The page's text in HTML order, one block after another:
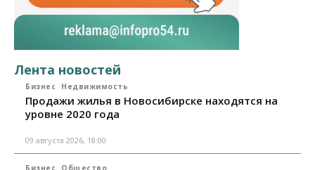
Лента новостей
Бизнес Недвижимость
Продажи жилья в Новосибирске находятся на
уровне 2020 года
09 августа 2026, 18:00
Бизнес Общество